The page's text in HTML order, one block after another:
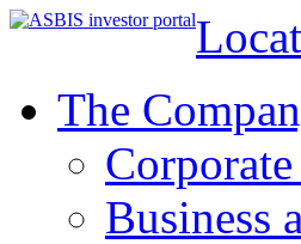
The
Business